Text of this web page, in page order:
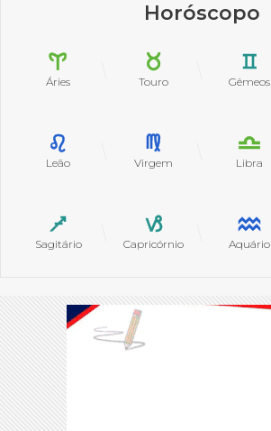
Horóscopo
Áries Touro Gêmeos
Leão Virgem Libra
Sagitário Capricórnio Aquário